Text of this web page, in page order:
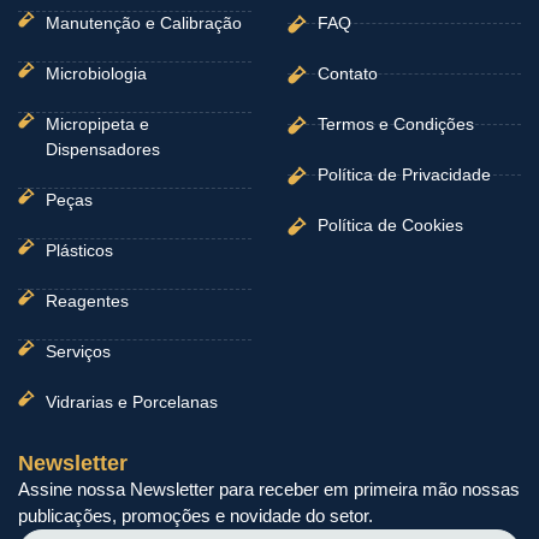
Manutenção e Calibração
Microbiologia
Micropipeta e
Dispensadores
Peças
Plásticos
Reagentes
Serviços
Vidrarias e Porcelanas
FAQ
Contato
Termos e Condições
Política de Privacidade
Política de Cookies
Newsletter
Assine nossa Newsletter para receber em primeira mão nossas
publicações, promoções e novidade do setor.